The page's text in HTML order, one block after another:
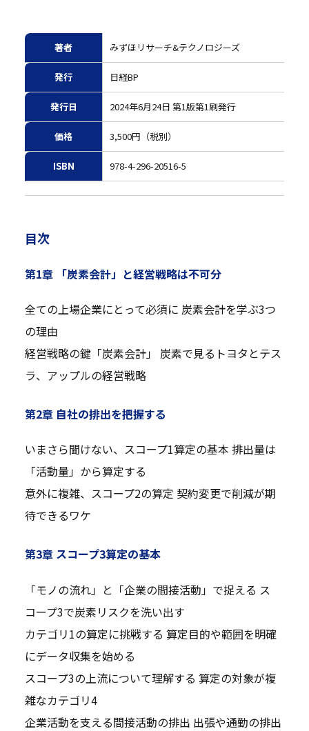
著者 みずほリサーチ&テクノロジーズ
発行 日経BP
発行日 2024年6月24日 第1版第1刷発行
価格 3,500円（税別）
ISBN 978-4-296-20516-5
目次
第1章 「炭素会計」と経営戦略は不可分
全ての上場企業にとって必須に 炭素会計を学ぶ3つ
の理由
経営戦略の鍵「炭素会計」 炭素で見るトヨタとテス
ラ、アップルの経営戦略
第2章 自社の排出を把握する
いまさら聞けない、スコープ1算定の基本 排出量は
「活動量」から算定する
意外に複雑、スコープ2の算定 契約変更で削減が期
待できるワケ
第3章 スコープ3算定の基本
「モノの流れ」と「企業の間接活動」で捉える ス
コープ3で炭素リスクを洗い出す
カテゴリ1の算定に挑戦する 算定目的や範囲を明確
にデータ収集を始める
スコープ3の上流について理解する 算定の対象が複
雑なカテゴリ4
企業活動を支える間接活動の排出 出張や通勤の排出